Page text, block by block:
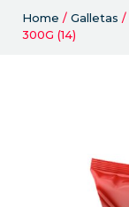
Home / Galletas /
300G (14)